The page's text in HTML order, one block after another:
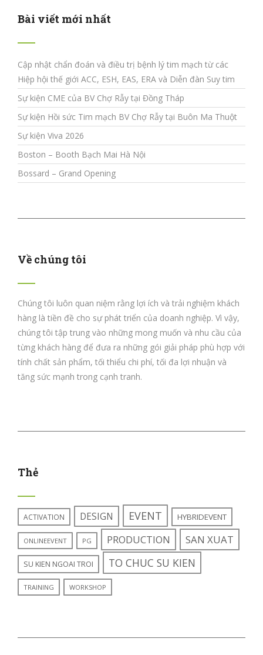
Bài viết mới nhất
Cập nhật chẩn đoán và điều trị bệnh lý tim mạch từ các
Hiệp hội thế giới ACC, ESH, EAS, ERA và Diễn đàn Suy tim
Sự kiện CME của BV Chợ Rẫy tại Đồng Tháp
Sự kiện Hồi sức Tim mạch BV Chợ Rẫy tại Buôn Ma Thuột
Sự kiện Viva 2026
Boston – Booth Bạch Mai Hà Nội
Bossard – Grand Opening
Về chúng tôi
Chúng tôi luôn quan niệm rằng lợi ích và trải nghiệm khách
hàng là tiền đề cho sự phát triển của doanh nghiệp. Vì vậy,
chúng tôi tập trung vào những mong muốn và nhu cầu của
từng khách hàng để đưa ra những gói giải pháp phù hợp với
tính chất sản phẩm, tối thiểu chi phí, tối đa lợi nhuận và
tăng sức mạnh trong cạnh tranh.
Thẻ
ACTIVATION DESIGN EVENT HYBRIDEVENT
ONLINEEVENT PG PRODUCTION SAN XUAT
SU KIEN NGOAI TROI TO CHUC SU KIEN
TRAINING WORKSHOP